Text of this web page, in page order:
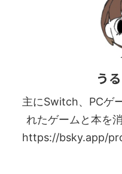
う
主にSwitch、PCゲ
れたゲームと本を
https://bsky.app/